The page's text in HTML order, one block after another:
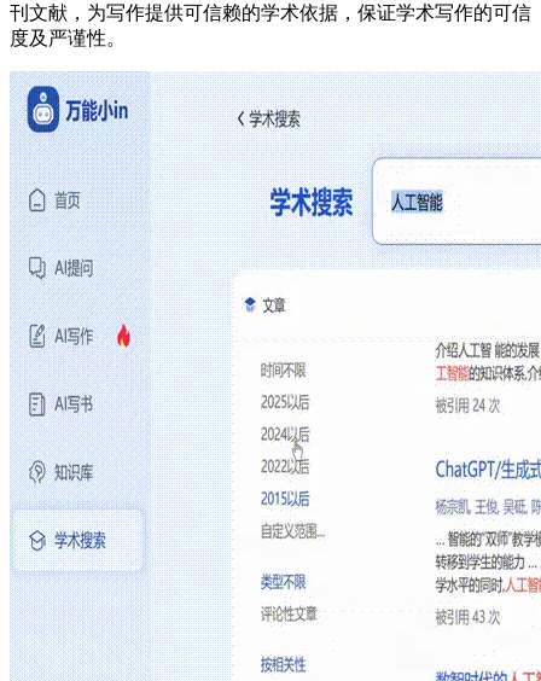
刊文献，为写作提供可信赖的学术依据，保证学术写作的可信
度及严谨性。